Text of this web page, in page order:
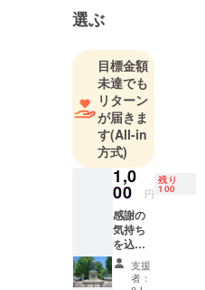
選ぶ
目標金額
未達でも
リターン
が届きま
す(All-in
方式)
1,0
00 円
残り
100
感謝の
気持ち
を込め
て、施
工前と
支援
者：